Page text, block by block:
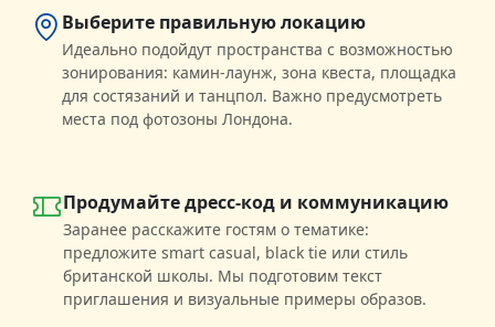
Выберите правильную локацию
Идеально подойдут пространства с возможностью
зонирования: камин‑лаунж, зона квеста, площадка
для состязаний и танцпол. Важно предусмотреть
места под фотозоны Лондона.
Продумайте дресс‑код и коммуникацию
Заранее расскажите гостям о тематике:
предложите smart casual, black tie или стиль
британской школы. Мы подготовим текст
приглашения и визуальные примеры образов.